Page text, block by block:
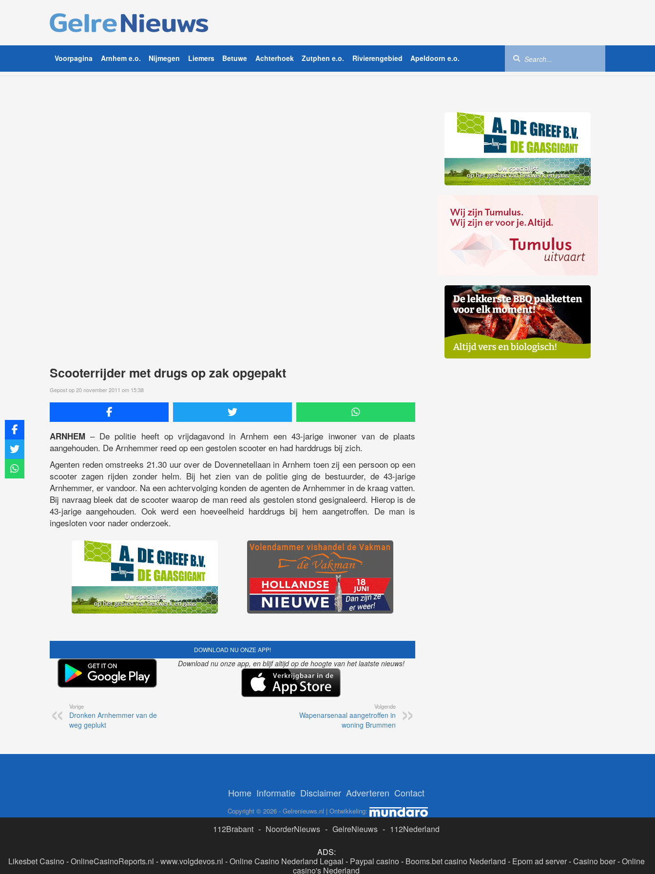
Voorpagina Arnhem e.o. Nijmegen Liemers Betuwe Achterhoek Zutphen e.o. Rivierengebied Apeldoorn e.o.
Scooterrijder met drugs op zak opgepakt
Gepost op 20 november 2011 om 15:38
ARNHEM – De politie heeft op vrijdagavond in Arnhem een 43-jarige inwoner van de plaats
aangehouden. De Arnhemmer reed op een gestolen scooter en had harddrugs bij zich.
Agenten reden omstreeks 21.30 uur over de Dovennetellaan in Arnhem toen zij een persoon op een
scooter zagen rijden zonder helm. Bij het zien van de politie ging de bestuurder, de 43-jarige
Arnhemmer, er vandoor. Na een achtervolging konden de agenten de Arnhemmer in de kraag vatten.
Bij navraag bleek dat de scooter waarop de man reed als gestolen stond gesignaleerd. Hierop is de
43-jarige aangehouden. Ook werd een hoeveelheid harddrugs bij hem aangetroffen. De man is
ingesloten voor nader onderzoek.
DOWNLOAD NU ONZE APP!
Download nu onze app, en blijf altijd op de hoogte van het laatste nieuws!
Vorige
Dronken Arnhemmer van de
weg geplukt
Volgende
Wapenarsenaal aangetroffen in
woning Brummen
Home Informatie Disclaimer Adverteren Contact
Copyright © 2026 - Gelrenieuws.nl | Ontwikkeling:
112Brabant - NoorderNieuws - GelreNieuws - 112Nederland
ADS:
Likesbet Casino -OnlineCasinoReports.nl -www.volgdevos.nl -Online Casino Nederland Legaal - Paypal casino - Booms.bet casino Nederland - Epom ad server-Casino boer-Online
casino's Nederland